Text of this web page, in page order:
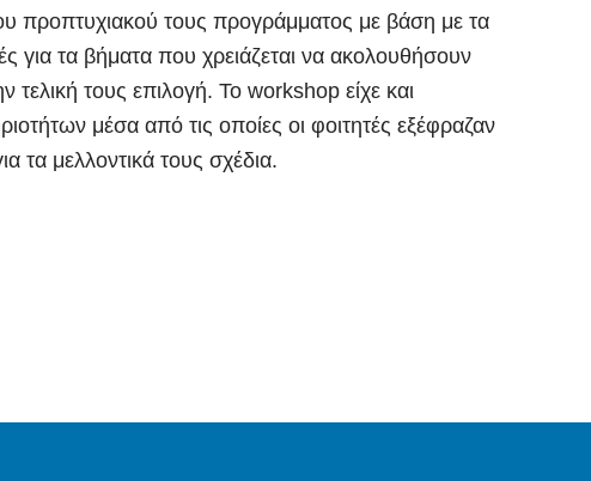
προπτυχιακού τους προγράμματος με βάση με τα
για τα βήματα που χρειάζεται να ακολουθήσουν
τους επιλογή. Το workshop είχε και
μέσα από τις οποίες οι φοιτητές εξέφραζαν
τα μελλοντικά τους σχέδια.